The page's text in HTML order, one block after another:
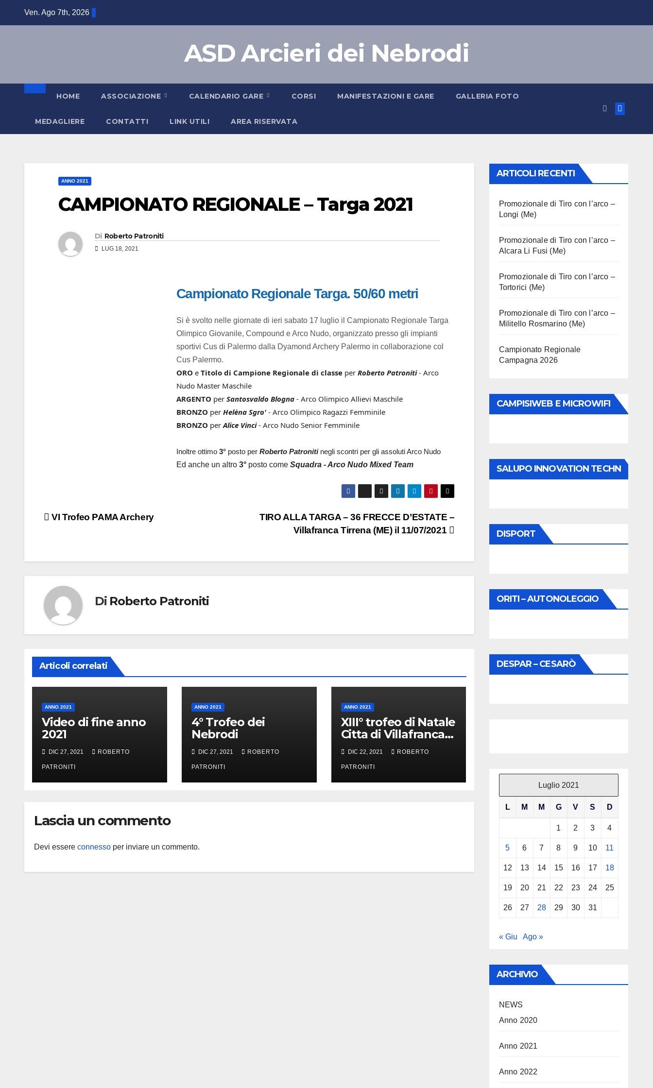
Ven. Ago 7th, 2026
ASD Arcieri dei Nebrodi
HOME ASSOCIAZIONE CALENDARIO GARE CORSI MANIFESTAZIONI E GARE GALLERIA FOTO
MEDAGLIERE CONTATTI LINK UTILI AREA RISERVATA
ANNO 2021
CAMPIONATO REGIONALE – Targa 2021
Di Roberto Patroniti
LUG 18, 2021
Campionato Regionale Targa. 50/60 metri
Si è svolto nelle giornate di ieri sabato 17 luglio il Campionato Regionale Targa
Olimpico Giovanile, Compound e Arco Nudo, organizzato presso gli impianti
sportivi Cus di Palermo dalla Dyamond Archery Palermo in collaborazione col
Cus Palermo.
ORO e Titolo di Campione Regionale di classeper Roberto Patroniti- Arco
Nudo Master Maschile
ARGENTO per Santosvaldo Blogna- Arco Olimpico Allievi Maschile
BRONZO per Helèna Sgro' - Arco Olimpico Ragazzi Femminile
BRONZO per Alice Vinci - Arco Nudo Senior Femminile
Inoltre ottimo 3°posto per Roberto Patroniti negli scontri per gli assoluti Arco Nudo
Ed anche un altro 3°posto come Squadra - Arco Nudo Mixed Team
TIRO ALLA TARGA – 36 FRECCE D’ESTATE –
Villafranca Tirrena (ME) il 11/07/2021
VI Trofeo PAMA Archery
Di Roberto Patroniti
Articoli correlati
ANNO 2021
Video di fine anno
2021
DIC 27, 2021 ROBERTO
PATRONITI
ANNO 2021
4° Trofeo dei
Nebrodi
DIC 27, 2021 ROBERTO
PATRONITI
ANNO 2021
XIII° trofeo di Natale
Citta di Villafranca
Tirrena
DIC 22, 2021 ROBERTO
PATRONITI
Lascia un commento
Devi essere connesso per inviare un commento.
ARTICOLI RECENTI
Promozionale di Tiro con l’arco –
Longi (Me)
Promozionale di Tiro con l’arco –
Alcara Li Fusi (Me)
Promozionale di Tiro con l’arco –
Tortorici (Me)
Promozionale di Tiro con l’arco –
Militello Rosmarino (Me)
Campionato Regionale
Campagna 2026
CAMPISIWEB E MICROWIFI
SALUPO INNOVATION TECHN
DISPORT
ORITI – AUTONOLEGGIO
DESPAR – CESARÒ
Luglio 2021
L M M G V S D
1 2 3 4
5 6 7 8 9 10 11
12 13 14 15 16 17 18
19 20 21 22 23 24 25
26 27 28 29 30 31
« Giu Ago »
ARCHIVIO
NEWS
Anno 2020
Anno 2021
Anno 2022